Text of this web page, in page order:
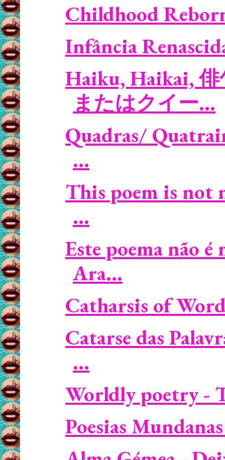
Childhood
Infância
Haiku, Haikai,
またはクイー...
Quadras/
...
This poem is not
...
Este poema não
Ara...
Catharsis of
Catarse das
...
Worldly poetry -
Poesias